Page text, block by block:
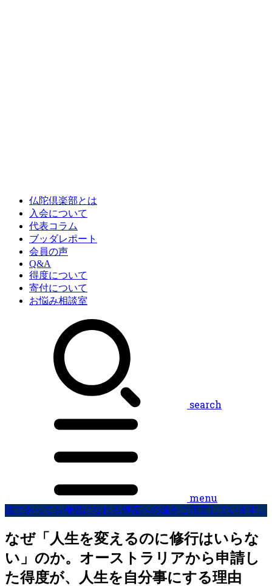
仏陀倶楽部とは
入会について
代表コラム
ブッダレポート
会員の声
Q&A
得度について
寄付について
お悩み相談室
search
menu
誰であっても僧侶になれる得度への道をご用意しています。
なぜ「人生を変えるのに修行はいらな
い」のか。オーストラリアから申請し
た得度が、人生を自分事にする理由